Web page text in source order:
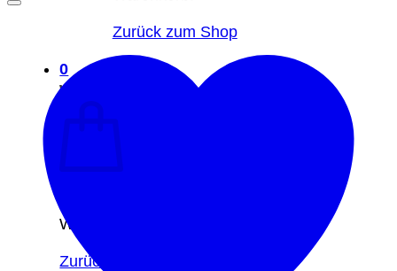
Zurück zum Shop
0
Warenkorb
Warenkorb.
Zurück zum Shop